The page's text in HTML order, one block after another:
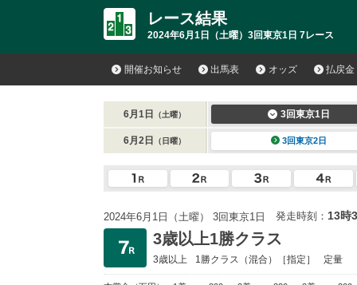
レース結果
2024年6月1日（土曜）3回東京1日 7レース
開催お知らせ 出馬表 オッズ 払戻金
6月1日 （土曜） 3回東京1日
6月2日 （日曜） 3回東京2日
2024年6月1日（土曜） 3回東京1日 発走時刻： 13時
3歳以上1勝クラス
3歳以上 1勝クラス （混合）［指定］ 定量